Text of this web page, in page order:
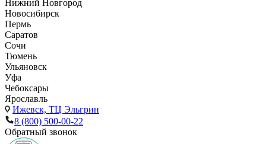
Нижний Новгород
Новосибирск
Пермь
Саратов
Сочи
Тюмень
Ульяновск
Уфа
Чебоксары
Ярославль
Ижевск, ТЦ Эльгрин
8 (800) 500-00-22
Обратный звонок